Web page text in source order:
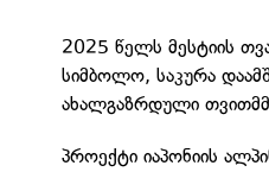
2025 წელს მესტიის
სიმბოლო, საკურა
ახალგაზრდული
პროექტი იაპონიის